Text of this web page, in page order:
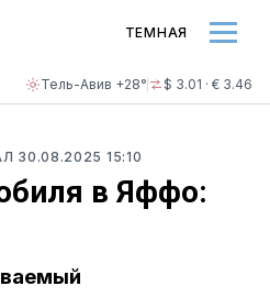
Тель-Авив +28° $ 3.01 · € 3.46
ТЕМНАЯ
30.08.2025 15:10
в Яффо: